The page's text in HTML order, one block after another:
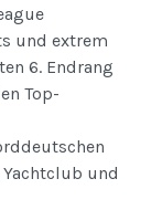
und extrem
6. Endrang
Top-
und